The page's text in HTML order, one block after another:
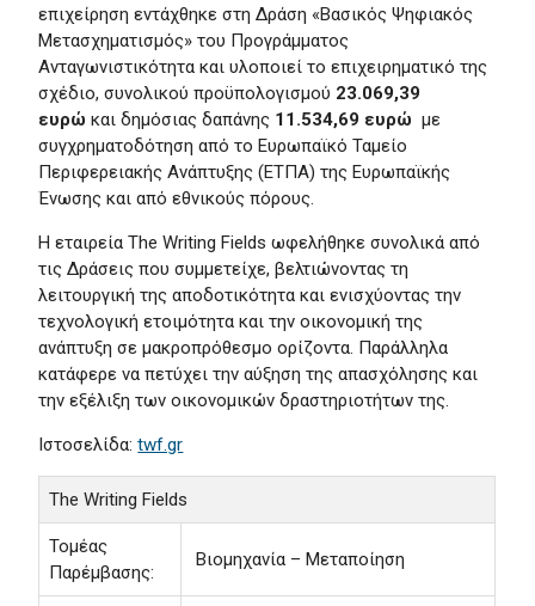
επιχείρηση εντάχθηκε στη Δράση «Βασικός Ψηφιακός
Μετασχηματισμός» του Προγράμματος
Ανταγωνιστικότητα και υλοποιεί το επιχειρηματικό της
σχέδιο, συνολικού προϋπολογισμού 23.069,39
ευρώκαι δημόσιας δαπάνης 11.534,69 ευρώ με
συγχρηματοδότηση από το Ευρωπαϊκό Ταμείο
Περιφερειακής Ανάπτυξης (ΕΤΠΑ) της Ευρωπαϊκής
Ένωσης και από εθνικούς πόρους.
Η εταιρεία The Writing Fields ωφελήθηκε συνολικά από
τις Δράσεις που συμμετείχε, βελτιώνοντας τη
λειτουργική της αποδοτικότητα και ενισχύοντας την
τεχνολογική ετοιμότητα και την οικονομική της
ανάπτυξη σε μακροπρόθεσμο ορίζοντα. Παράλληλα
κατάφερε να πετύχει την αύξηση της απασχόλησης και
την εξέλιξη των οικονομικών δραστηριοτήτων της.
Ιστοσελίδα:twf.gr
The Writing Fields
Τομέας
Παρέμβασης:
Βιομηχανία – Μεταποίηση